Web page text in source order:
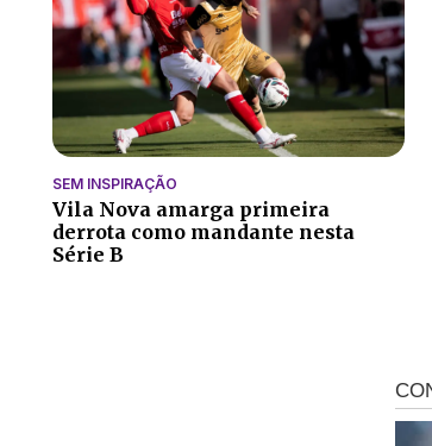
SEM INSPIRAÇÃO
Vila Nova amarga primeira
derrota como mandante nesta
Série B